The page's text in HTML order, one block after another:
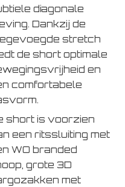
diagonale
Dankzij de
stretch
de short optimale
en
comfortabele
short is voorzien
een ritssluiting met
WO branded
grote 3D
met